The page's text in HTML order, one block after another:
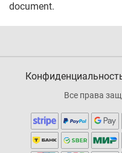
document.
Все права